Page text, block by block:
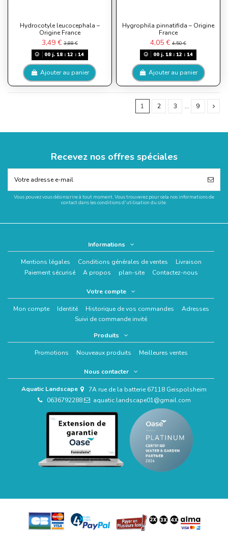
Hydrocotyle leucocephala –
Origine France
3,49 € 3,88 €
00 j. 18 :12 :13
Ajouter au panier
Hygrophila pinnatifida – Origine
France
4,05 €4,50 €
00j. 18: 12 : 13
Ajouter au panier
1 2 3 … 9
Recevez nos offres spéciales
Vous pouvez vous désinscrire à tout moment. Vous trouverez pour cela nos informations de
contact dans les conditions d'utilisation du site.
Informations
Mentions légales Conditions générales de ventes
Livraison
Paiement sécurisé
A propos plan-site Contactez-nous
Votre compte
Mon compte Identité Historique de vos commandes
Adresses
Suivi de commande invité
Produits
Promotions Nouveaux produits Meilleures ventes
Nous contacter
Aquatic Landscape
7A rue de la batterie 67118 Geispolsheim
0636792288
aquatic.landscape01@gmail.com